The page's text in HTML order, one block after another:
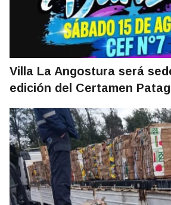
Villa La Angostura será
edición del Certamen